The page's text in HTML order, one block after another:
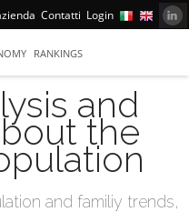
Contatti Login
RANKINGS
and
the
and familiy trends,